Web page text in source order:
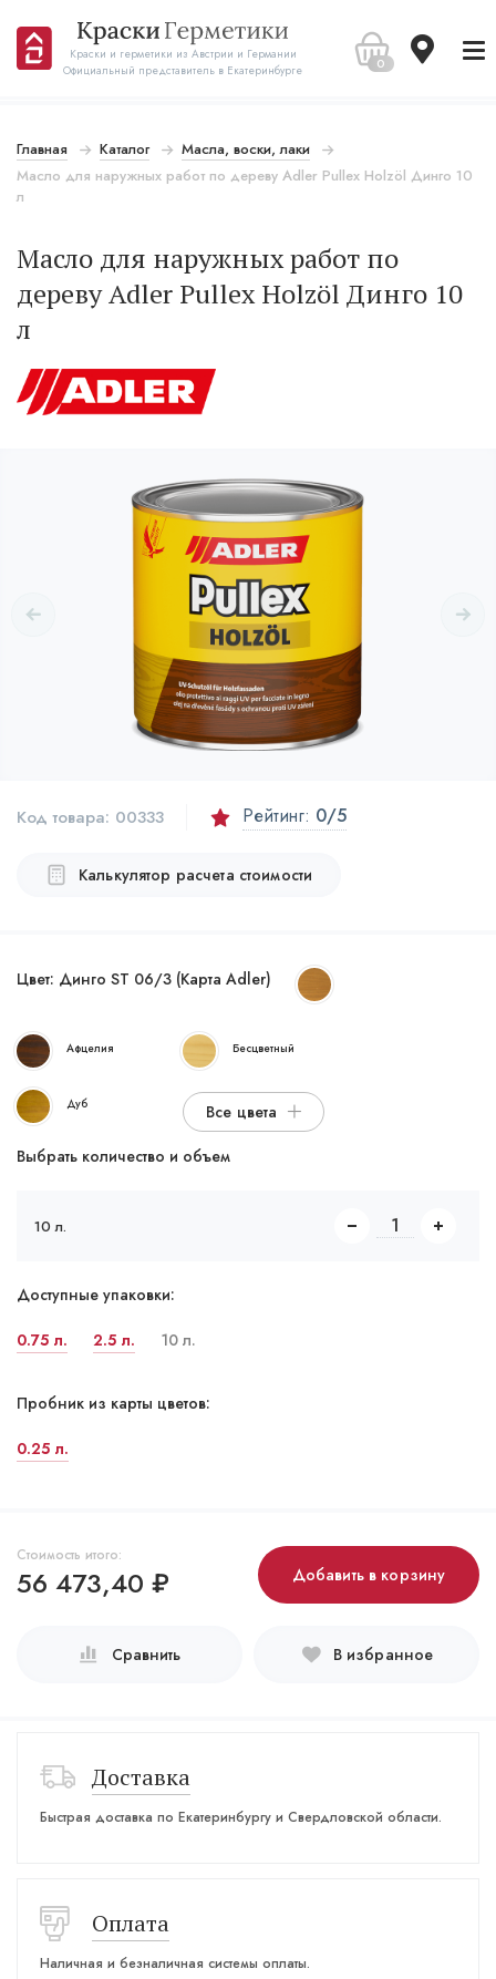
Краски и герметики из Австрии и Германии
Официальный представитель в Екатеринбурге
0
Главная Каталог
Масла, воски, лаки
Масло для наружных работ по дереву Adler Pullex Holzöl Динго 10
л
Масло для наружных работ по
дереву Adler Pullex Holzöl Динго 10
л
Код товара: 00333 Рейтинг: 0/5
Калькулятор расчета стоимости
Цвет: Динго ST 06/3 (Карта Adler)
Афцелия Бесцветный
Дуб
Все цвета
Выбрать количество и объем
10 л.
Доступные упаковки:
0.75 л. 2.5 л. 10 л.
Пробник из карты цветов:
0.25 л.
Стоимость итого:
56 473,40 ₽ Добавить в корзину
Сравнить В избранное
Доставка
Быстрая доставка по Екатеринбургу и Свердловской области.
Оплата
Наличная и безналичная системы оплаты.